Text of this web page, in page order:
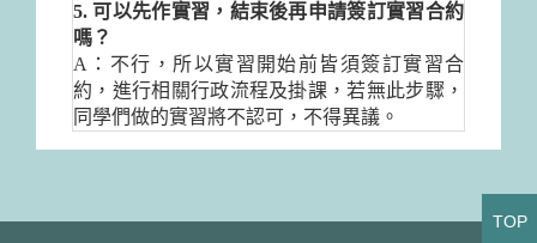
5. 可以先作實習，結束後再申請簽訂實習合約
嗎？
A：不行，所以實習開始前皆須簽訂實習合
約，進行相關行政流程及掛課，若無此步驟，
同學們做的實習將不認可，不得異議。
TOP